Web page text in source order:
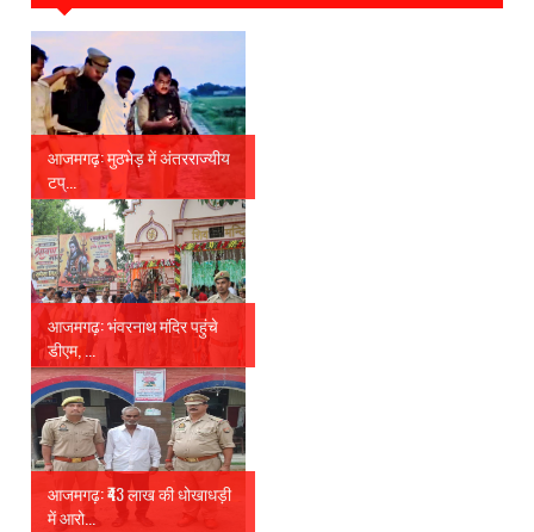
आजमगढ़: मुठभेड़ में अंतरराज्यीय
टप्...
आजमगढ़: भंवरनाथ मंदिर पहुंचे
डीएम, ...
आजमगढ़: ₹43 लाख की धोखाधड़ी
में आरो...